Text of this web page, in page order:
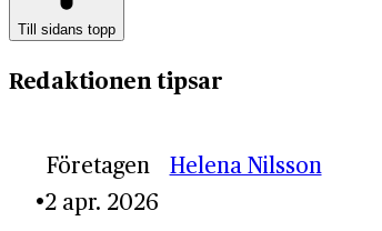
Till sidans topp
Redaktionen tipsar
Företagen
Helena Nilsson
2 apr. 2026